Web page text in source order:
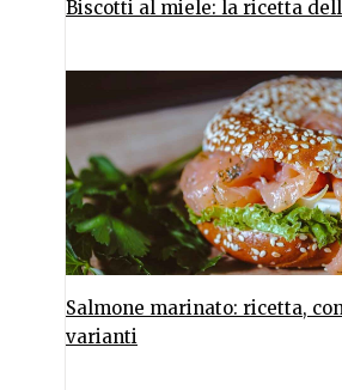
Biscotti al miele: la ricetta
Salmone marinato: ricetta,
varianti